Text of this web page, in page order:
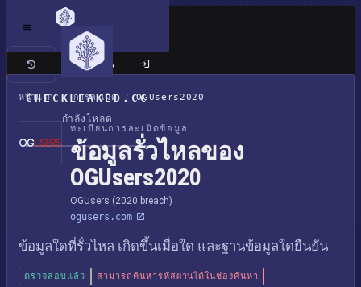
CHECKLEAKED.CC
กำลังโหลด
เว็บไซต์แบบคลาสสิก
หน้าแรก / การละเมิด / OGUsers2020
ทะเบียนการละเมิดข้อมูล
ข้อมูลรั่วไหลของ
OGUsers2020
OGUsers (2020 breach)
ogusers.com
ข้อมูลใดที่รั่วไหล เกิดขึ้นเมื่อใด และฐานข้อมูลใดยืนยัน
ตรวจสอบแล้ว สามารถค้นหารหัสผ่านได้ในช่องค้นหา